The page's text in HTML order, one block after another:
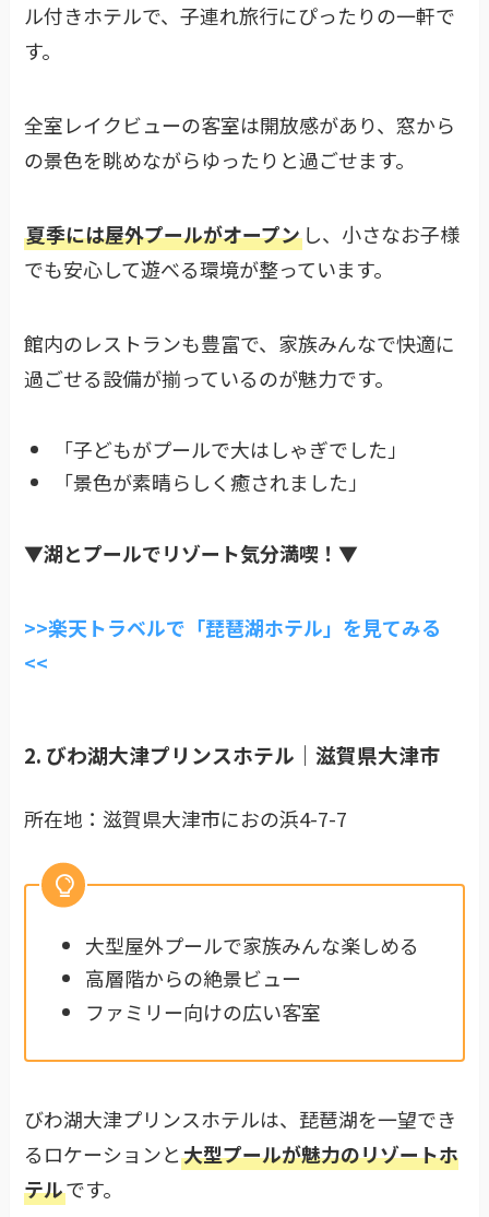
ル付きホテルで、子連れ旅行にぴったりの一軒で
す。
全室レイクビューの客室は開放感があり、窓から
の景色を眺めながらゆったりと過ごせます。
夏季には屋外プールがオープン し、小さなお子様
でも安心して遊べる環境が整っています。
館内のレストランも豊富で、家族みんなで快適に
過ごせる設備が揃っているのが魅力です。
「子どもがプールで大はしゃぎでした」
「景色が素晴らしく癒されました」
▼湖とプールでリゾート気分満喫！▼
>>楽天トラベルで「琵琶湖ホテル」を見てみる
<<
2. びわ湖大津プリンスホテル｜滋賀県大津市
所在地：滋賀県大津市におの浜4-7-7
大型屋外プールで家族みんな楽しめる
高層階からの絶景ビュー
ファミリー向けの広い客室
びわ湖大津プリンスホテルは、琵琶湖を一望でき
るロケーションと大型プールが魅力のリゾートホ
テルです。